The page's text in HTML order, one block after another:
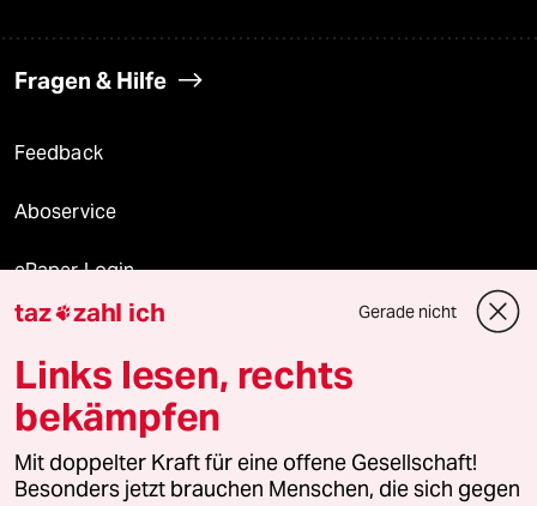
Fragen & Hilfe
Feedback
Aboservice
ePaper Login
Downloads für Abonnierende
© 2026 taz Verlags und Vertriebs GmbH
Alle Rechte vorbehalten. Bei rechtlichen Fragen oder für Genehmigungen
wenden Sie sich bitte an
lizenzen@taz.de
taz zahl ich Gerade nicht
Links lesen, rechts
bekämpfen
Mit doppelter Kraft für eine offene Gesellschaft!
Besonders jetzt brauchen Menschen, die sich gegen